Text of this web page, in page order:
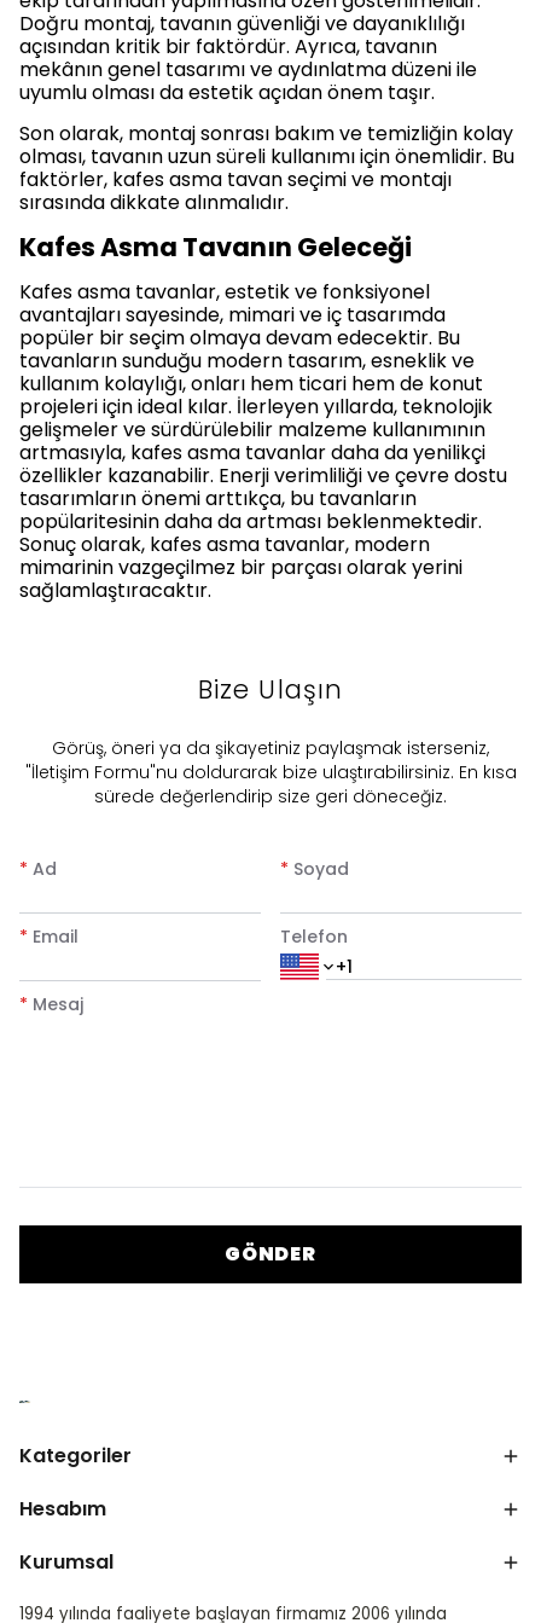
Doğru montaj, tavanın güvenliği ve dayanıklılığı
açısından kritik bir faktördür. Ayrıca, tavanın
mekânın genel tasarımı ve aydınlatma düzeni ile
uyumlu olması da estetik açıdan önem taşır.
Son olarak, montaj sonrası bakım ve temizliğin kolay
olması, tavanın uzun süreli kullanımı için önemlidir. Bu
faktörler, kafes asma tavan seçimi ve montajı
sırasında dikkate alınmalıdır.
Kafes Asma Tavanın Geleceği
Kafes asma tavanlar, estetik ve fonksiyonel
avantajları sayesinde, mimari ve iç tasarımda
popüler bir seçim olmaya devam edecektir. Bu
tavanların sunduğu modern tasarım, esneklik ve
kullanım kolaylığı, onları hem ticari hem de konut
projeleri için ideal kılar. İlerleyen yıllarda, teknolojik
gelişmeler ve sürdürülebilir malzeme kullanımının
artmasıyla, kafes asma tavanlar daha da yenilikçi
özellikler kazanabilir. Enerji verimliliği ve çevre dostu
tasarımların önemi arttıkça, bu tavanların
popülaritesinin daha da artması beklenmektedir.
Sonuç olarak, kafes asma tavanlar, modern
mimarinin vazgeçilmez bir parçası olarak yerini
sağlamlaştıracaktır.
Bize Ulaşın
​Görüş, öneri ya da şikayetiniz paylaşmak isterseniz,
"İletişim Formu"nu doldurarak bize ulaştırabilirsiniz. En kısa
sürede değerlendirip size geri döneceğiz.
* Ad * Soyad
* Email Telefon
* Mesaj
GÖNDER
Kategoriler
Hesabım
Kurumsal
1994 yılında faaliyete başlayan firmamız 2006 yılında